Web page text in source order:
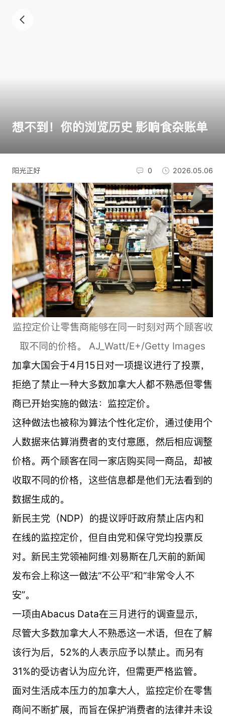
想不到！你的浏览历史 影响食杂账单
阳光正好 0 2026.05.06
监控定价让零售商能够在同一时刻对两个顾客收
取不同的价格。 AJ_Watt/E+/Getty Images
加拿大国会于4月15日对一项提议进行了投票，
拒绝了禁止一种大多数加拿大人都不熟悉但零售
商已开始实施的做法：监控定价。
这种做法也被称为算法个性化定价，通过使用个
人数据来估算消费者的支付意愿，然后相应调整
价格。两个顾客在同一家店购买同一商品，却被
收取不同的价格，这些信息都是他们无法看到的
数据生成的。
新民主党（NDP）的提议呼吁政府禁止店内和
在线的监控定价，但自由党和保守党均投票反
对。新民主党领袖阿维·刘易斯在几天前的新闻
发布会上称这一做法“不公平”和“非常令人不
安”。
一项由Abacus Data在三月进行的调查显示，
尽管大多数加拿大人不熟悉这一术语，但在了解
该行为后，52%的人表示应予以禁止。而另有
31%的受访者认为应允许，但需更严格监管。
面对生活成本压力的加拿大人，监控定价在零售
商间不断扩展，而旨在保护消费者的法律并未设